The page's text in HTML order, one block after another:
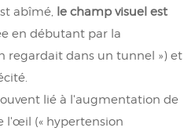
abîmé, le champ visuel est
en débutant par la
regardait dans un tunnel ») et
lié à l'augmentation de
l'œil (« hypertension